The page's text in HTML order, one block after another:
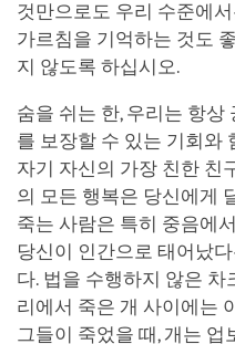
것만으로도 우리 수준에
가르침을 기억하는 것도
지 않도록 하십시오.
숨을 쉬는 한, 우리는 항상
를 보장할 수 있는 기회와
자기 자신의 가장 친한 친
의 모든 행복은 당신에게
죽는 사람은 특히 중음에
당신이 인간으로 태어났
다. 법을 수행하지 않은
리에서 죽은 개 사이에는
그들이 죽었을 때, 개는 업